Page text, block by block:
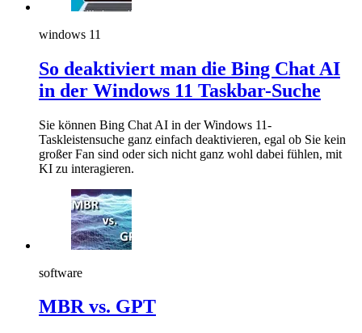
windows 11
So deaktiviert man die Bing Chat AI
in der Windows 11 Taskbar-Suche
Sie können Bing Chat AI in der Windows 11-
Taskleistensuche ganz einfach deaktivieren, egal ob Sie kein
großer Fan sind oder sich nicht ganz wohl dabei fühlen, mit
KI zu interagieren.
software
MBR vs. GPT